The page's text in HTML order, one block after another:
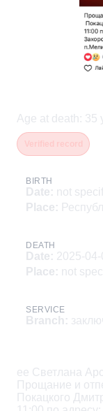
Age at death : 35
BIRTH
Date: not
Place:
DEATH
Date: 2025-04-
Place: not
SERVICE
Branch :
ee Светлана
Прощание и
Покацкого